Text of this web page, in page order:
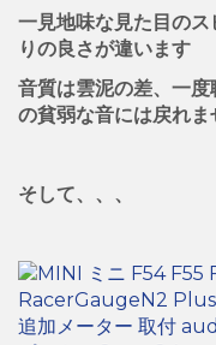
一見地味な見た目のス
りの良さが違います
音質は雲泥の差、一
の貧弱な音には戻れま
そして、、、